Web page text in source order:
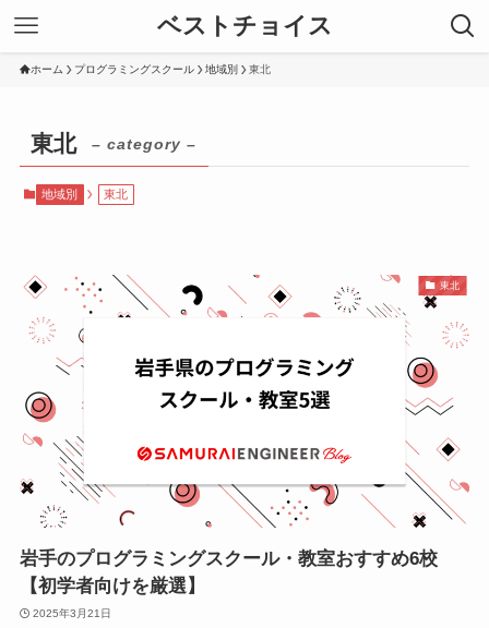
ベストチョイス
ホーム プログラミングスクール 地域別 東北
東北 – category –
地域別 東北
東北
岩手のプログラミングスクール・教室おすすめ6校
【初学者向けを厳選】
2025年3月21日